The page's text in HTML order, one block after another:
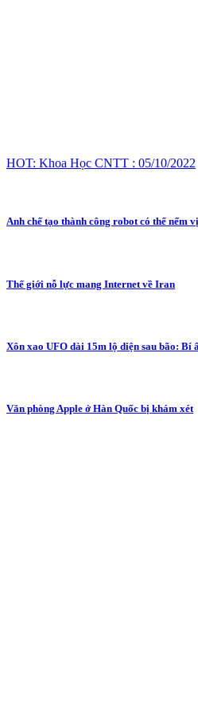
HOT: Khoa Học CNTT : 05/10/2022
Anh chế tạo thành công robot có thể nếm
Thế giới nỗ lực mang Internet về Iran
Xôn xao UFO dài 15m lộ diện sau bão: Bí
Văn phòng Apple ở Hàn Quốc bị khám xét